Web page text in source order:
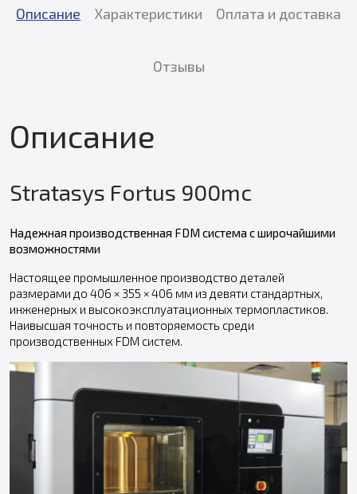
Описание Характеристики Оплата и доставка
Отзывы
Описание
Stratasys Fortus 900mc
Надежная производственная FDM система с широчайшими
возможностями
Настоящее промышленное производство деталей
размерами до 406 × 355 × 406 мм из девяти стандартных,
инженерных и высокоэксплуатационных термопластиков.
Наивысшая точность и повторяемость среди
производственных FDM систем.